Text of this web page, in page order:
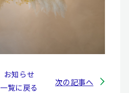
お知らせ
一覧に戻る
次の記事へ